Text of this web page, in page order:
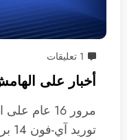
1 تعليقات
أخبار على الهامش
مرور 16
توريد آي-فون 14 برو إلى طبيعتها، ودخول…